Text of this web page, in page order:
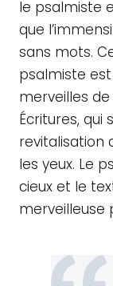
le psalmiste
que
sans mots.
psalmiste
merveilles
Écritures,
revitalisation
les yeux. Le
cieux et le
merveilleuse